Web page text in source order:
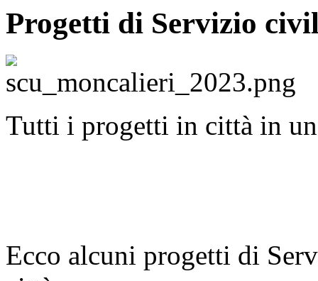
Progetti di Servizio
Tutti i progetti in città in
Ecco alcuni progetti di